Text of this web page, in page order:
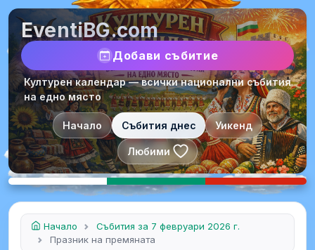
EventiBG.com
Добави събитие
Културен календар — всички национални събития
на едно място
Начало Събития днес Уикенд
Любими
Начало
Събития за 7 февруари 2026 г.
Празник на премяната